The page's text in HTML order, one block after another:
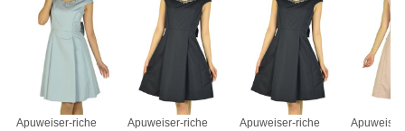
レビューを見て思った通りのきれいな水色でよかった。
甘すぎず30代でも抵抗なく着用できた。
レビューを参考に小物は黒で統一した。
また利用したい。
Apuweiser-riche Apuweiser-riche Apuweiser-riche